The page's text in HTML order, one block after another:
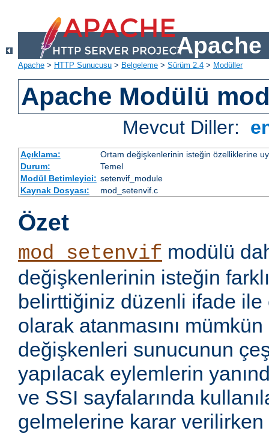
Apache
Apache > HTTP Sunucusu > Belgeleme > Sürüm 2.4 > Modüller
Apache Modülü
Mevcut Diller:
Açıklama:
Ortam değişkenlerinin isteğin özelliklerine
Durum:
Temel
Modül Betimleyici: setenvif_module
Kaynak Dosyası:
mod_setenvif.c
Özet
mod_setenvif modülü
değişkenlerinin isteğin
belirttiğiniz düzenli ifade ile
olarak atanmasını
değişkenleri sunucunun
yapılacak eylemlerin
ve SSI sayfalarında
gelmelerine karar verilirken